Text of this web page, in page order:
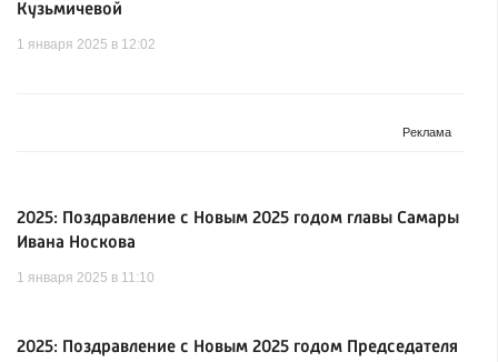
Кузьмичевой
1 января 2025 в 12:02
2025: Поздравление с Новым 2025 годом главы Самары
Ивана Носкова
1 января 2025 в 11:10
2025: Поздравление с Новым 2025 годом Председателя